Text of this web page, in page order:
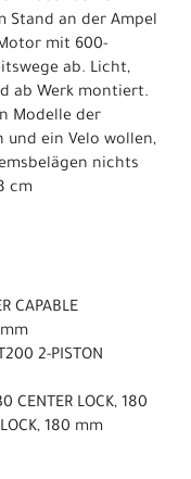
Stand an der Ampel
mit 600-
ab. Licht,
ab Werk montiert.
Modelle der
und ein Velo wollen,
nichts
cm
CAPABLE
mm
2-PISTON
CENTER LOCK, 180
180 mm